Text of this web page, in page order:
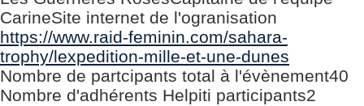
CarineSite internet de l'ogranisation
https://www.raid-feminin.com/sahara-
trophy/lexpedition-mille-et-une-dunes
Nombre de partcipants total à l'évènement40
Nombre d'adhérents Helpiti participants2